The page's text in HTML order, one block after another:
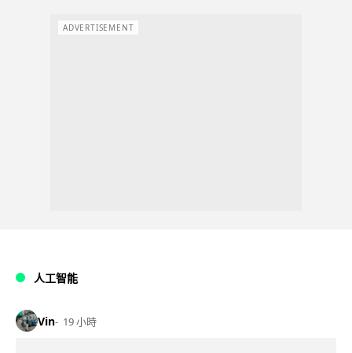
ADVERTISEMENT
人工智能
Vin 19 小時